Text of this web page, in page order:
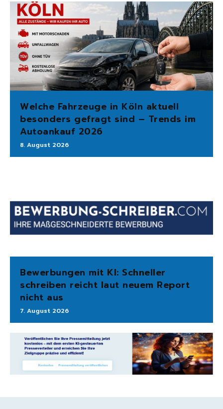
Welche Fahrzeuge in Köln aktuell
besonders gefragt sind – Trends im
Autoankauf 2026
8. August 2026
Bewerbungen mit KI: Schneller
schreiben reicht laut neuem Report
nicht aus
7. August 2026